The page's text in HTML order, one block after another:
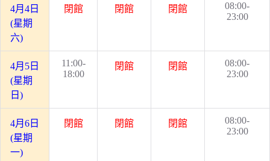
4月4日
(星期
六)
閉館 閉館 閉館
08:00-
23:00
4月5日
(星期
日)
11:00-
18:00
閉館 閉館
08:00-
23:00
4月6日
(星期
一)
閉館 閉館 閉館
08:00-
23:00